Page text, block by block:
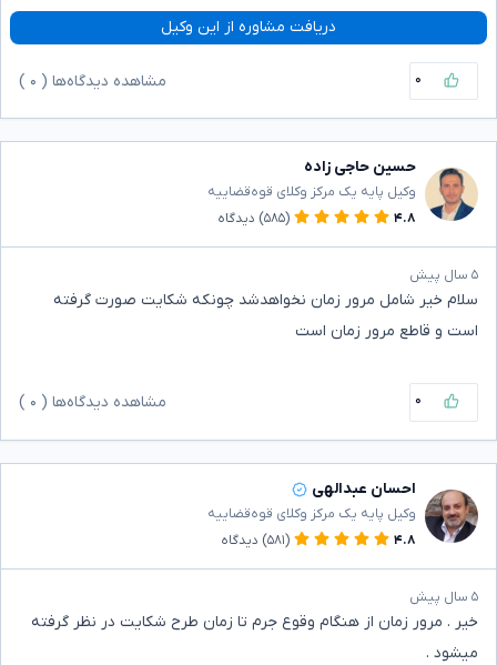
دریافت مشاوره از این وکیل
۰ مشاهده دیدگاه‌ها ( ۰
حسین حاجی زاده
وکیل پایه یک مرکز وکلای قوه‌قضاییه
۴.۸
(۵۸۵) دیدگاه
۵ سال پیش
سلام خیر شامل مرور زمان نخواهدشد چونکه شکایت صورت گرفته
است و قاطع مرور زمان است
۰ مشاهده دیدگاه‌ها ( ۰
احسان عبدالهی
وکیل پایه یک مرکز وکلای قوه‌قضاییه
۴.۸
(۵۸۱) دیدگاه
۵ سال پیش
خیر . مرور زمان از هنگام وقوع جرم تا زمان طرح شکایت در نظر گرفته
میشود .